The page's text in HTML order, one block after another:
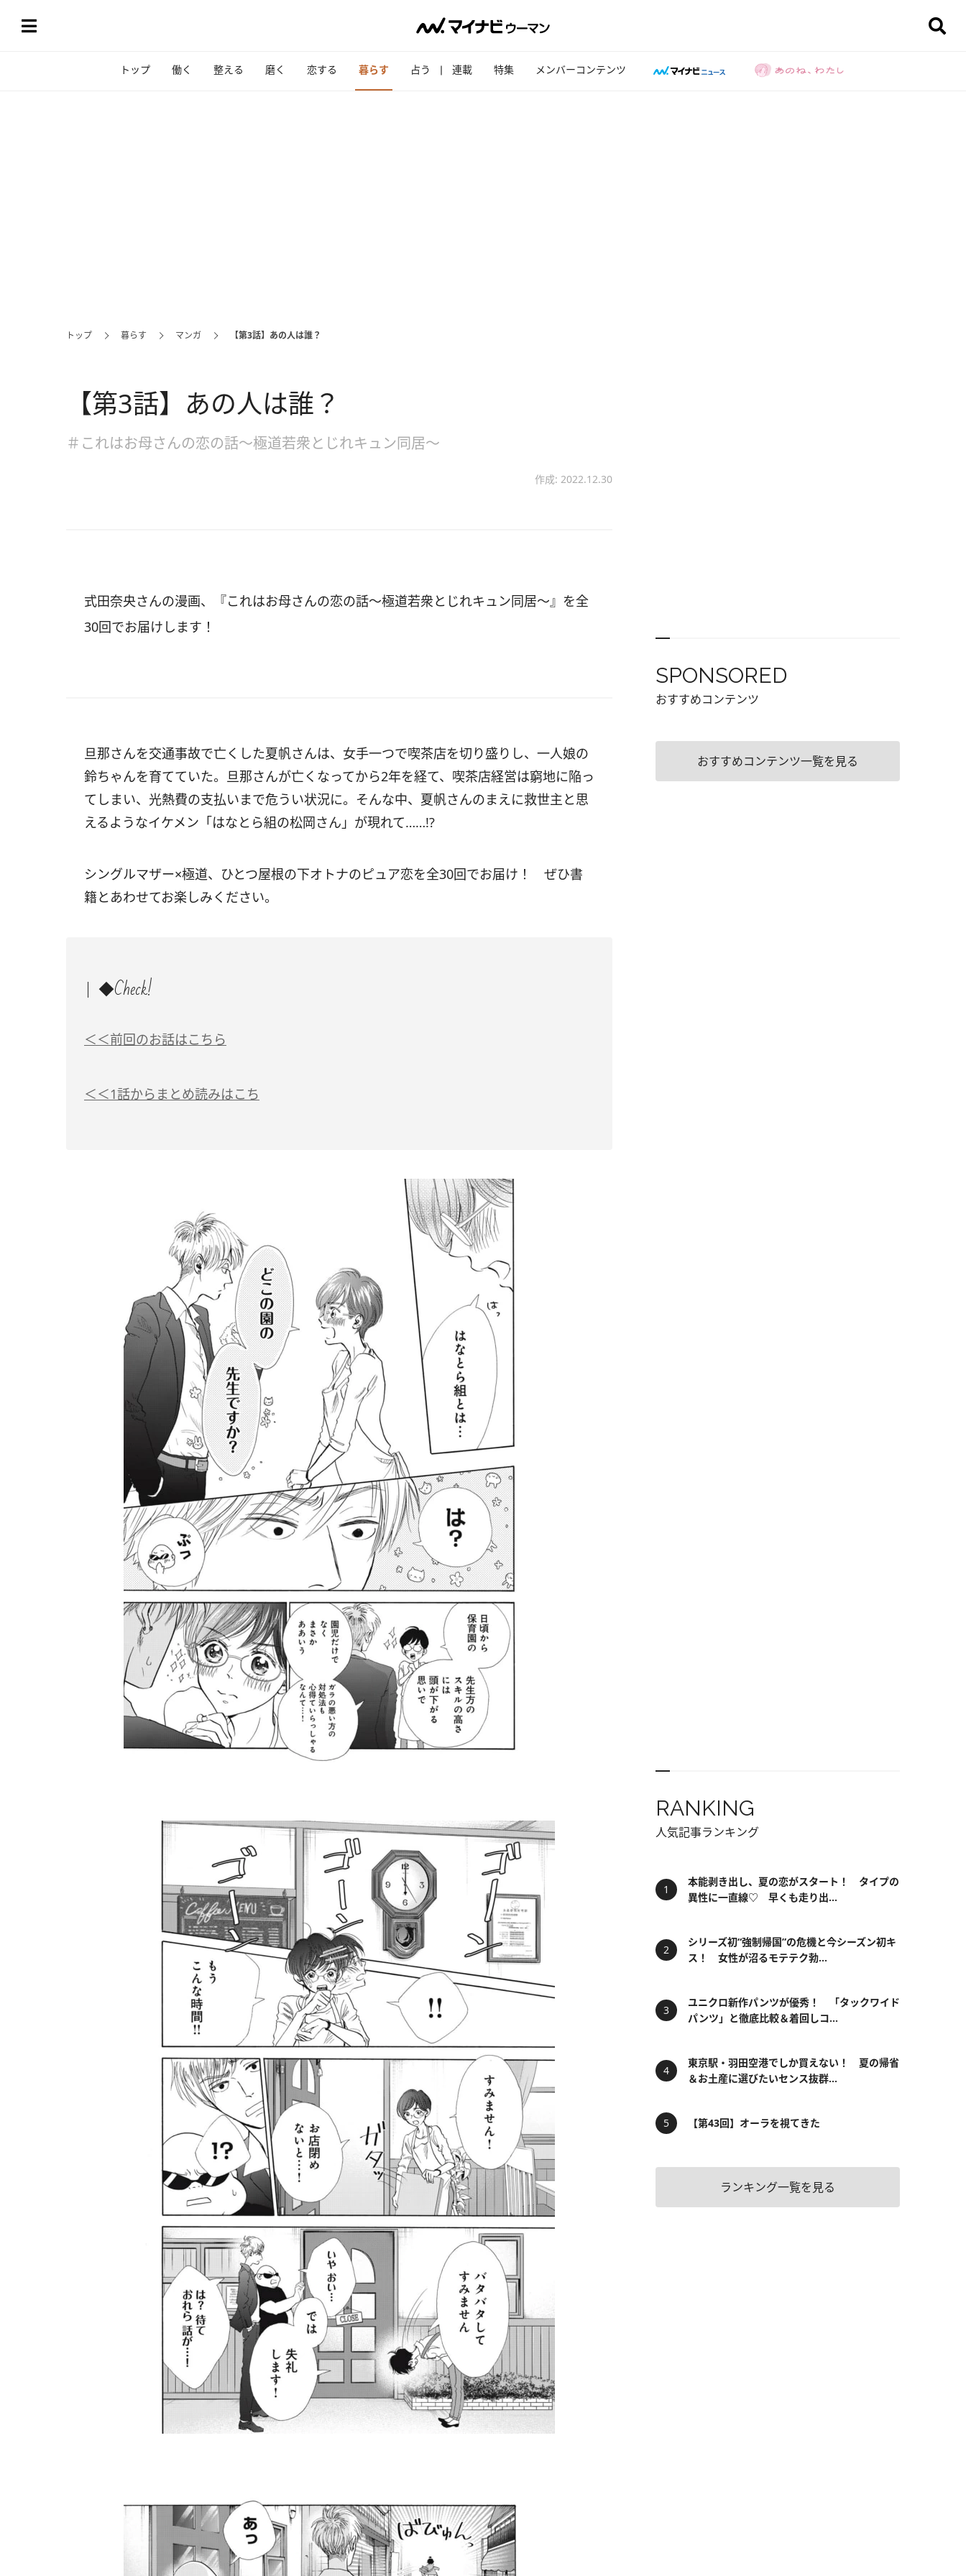
トップ 働く 整える 磨く 恋する 暮らす 占う 連載 特集 メンバーコンテンツ
トップ 暮らす マンガ 【第3話】あの人は誰？
【第3話】あの人は誰？
＃これはお母さんの恋の話～極道若衆とじれキュン同居～
作成: 2022.12.30
式田奈央さんの漫画、『これはお母さんの恋の話～極道若衆とじれキュン同居～』を全
30回でお届けします！
旦那さんを交通事故で亡くした夏帆さんは、女手一つで喫茶店を切り盛りし、一人娘の
鈴ちゃんを育てていた。旦那さんが亡くなってから2年を経て、喫茶店経営は窮地に陥っ
てしまい、光熱費の支払いまで危うい状況に。そんな中、夏帆さんのまえに救世主と思
えるようなイケメン「はなとら組の松岡さん」が現れて……!?
シングルマザー×極道、ひとつ屋根の下オトナのピュア恋を全30回でお届け！ ぜひ書
籍とあわせてお楽しみください。
◆Check!
＜＜前回のお話はこちら
＜＜1話からまとめ読みはこち
SPONSORED
おすすめコンテンツ
おすすめコンテンツ一覧を見る
RANKING
人気記事ランキング
本能剥き出し、夏の恋がスタート！ タイプの
異性に一直線♡ 早くも走り出...
シリーズ初“強制帰国”の危機と今シーズン初キ
ス！ 女性が沼るモテテク勃...
ユニクロ新作パンツが優秀！ 「タックワイド
パンツ」と徹底比較＆着回しコ...
東京駅・羽田空港でしか買えない！ 夏の帰省
＆お土産に選びたいセンス抜群...
【第43回】オーラを視てきた
ランキング一覧を見る